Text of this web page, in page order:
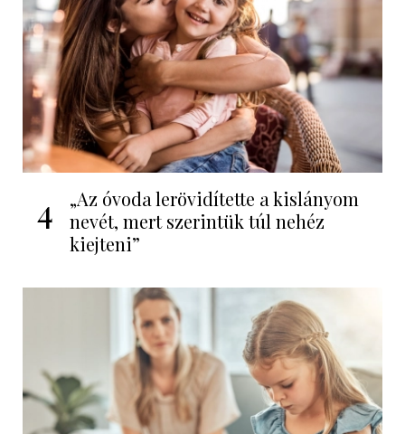
4
„Az óvoda lerövidítette a kislányom
nevét, mert szerintük túl nehéz
kiejteni”